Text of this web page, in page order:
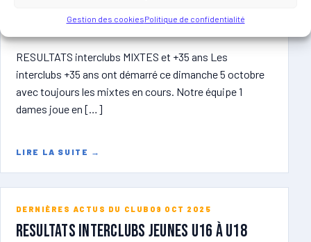
Gestion des cookiesPolitique de confidentialité
RESULTATS Interclubs MIXTES et +35 ans
RESULTATS interclubs MIXTES et +35 ans Les
interclubs +35 ans ont démarré ce dimanche 5 octobre
avec toujours les mixtes en cours. Notre équipe 1
dames joue en […]
LIRE LA SUITE →
DERNIÈRES ACTUS DU CLUB 09 OCT 2025
RESULTATS INTERCLUBS JEUNES U16 à U18